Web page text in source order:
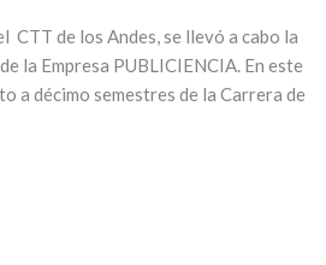
de los Andes, se llevó a cabo la
la Empresa PUBLICIENCIA. En este
a décimo semestres de la Carrera de